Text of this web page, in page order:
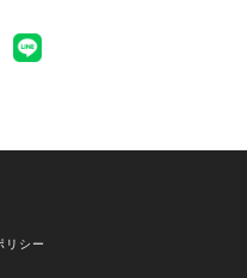
！ またお願いします。
喜んでいただけて大変
リシー